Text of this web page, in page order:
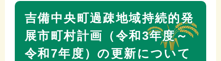
本
吉備中央町過疎地域持続的発
展市町村計画（令和3年度～
令和7年度）の更新について